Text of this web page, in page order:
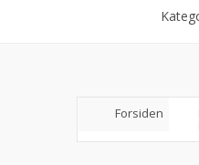
Forsiden